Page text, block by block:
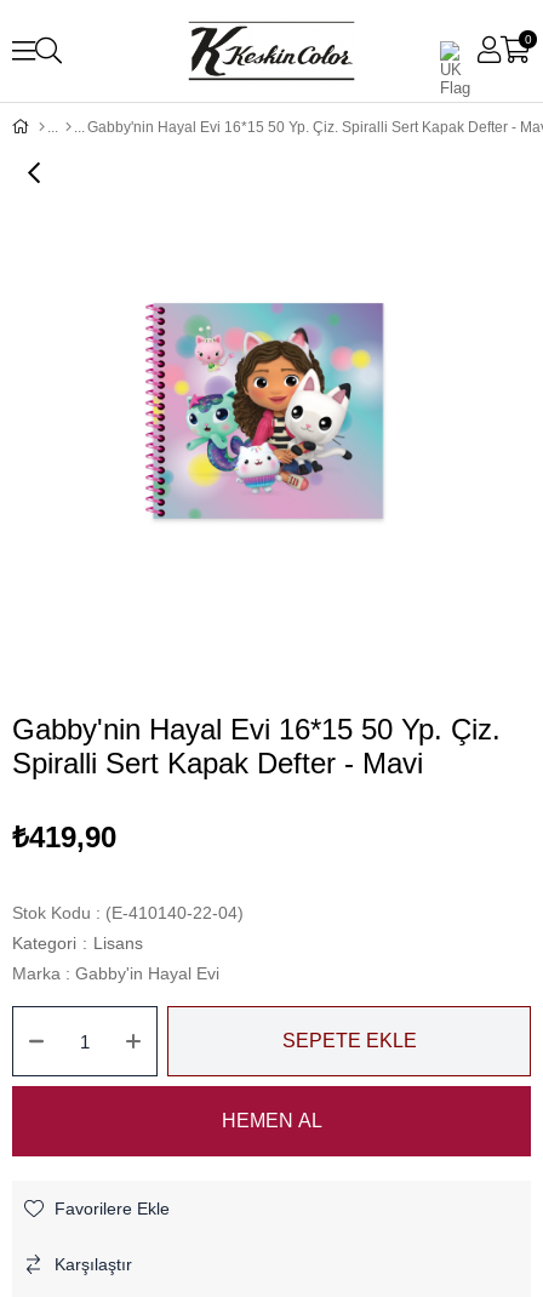
0
Gabby'nin Hayal Evi 16*15 50 Yp. Çiz. Spiralli Sert Kapak Defter -
Gabby'nin Hayal Evi 16*15 50 Yp. Çiz.
Spiralli Sert Kapak Defter - Mavi
₺419,90
Stok Kodu
(E-410140-22-04)
Kategori : Lisans
Marka : Gabby'in Hayal Evi
Favorilere Ekle
Karşılaştır